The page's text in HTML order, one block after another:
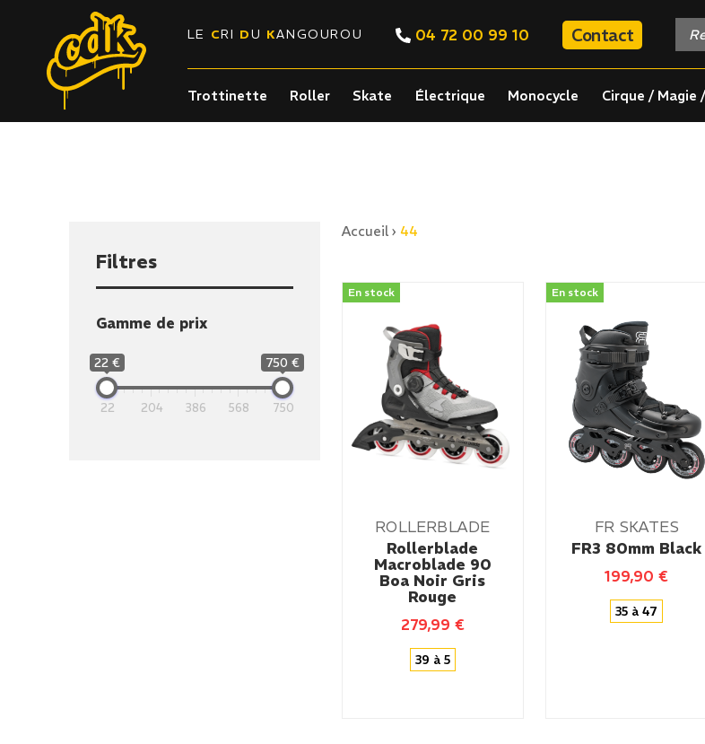
LE CRI DU KANGOUROU 04 72 00 99 10 Contact
Trottinette Roller Skate Électrique Monocycle Cirque / Magie
Filtres
Gamme de prix
22 € 750 €
22 204 386 568 750
Accueil› 44
En stock
ROLLERBLADE
Rollerblade
Macroblade 90
Boa Noir Gris
Rouge
279,99 €
39 à 5
En stock
FR SKATES
FR3 80mm Black
199,90€
35 à 47